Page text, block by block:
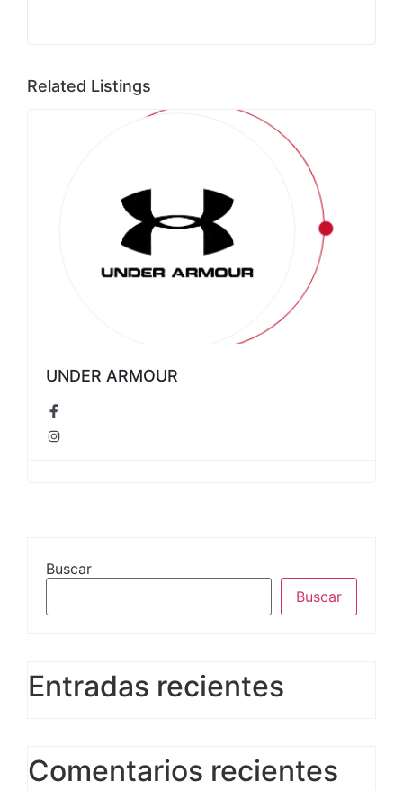
Related Listings
UNDER ARMOUR
Buscar
Buscar
Entradas recientes
Comentarios recientes